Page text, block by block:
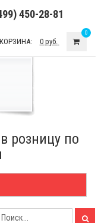
450-28-81
КОРЗИНА: 0 руб.
0
розницу по